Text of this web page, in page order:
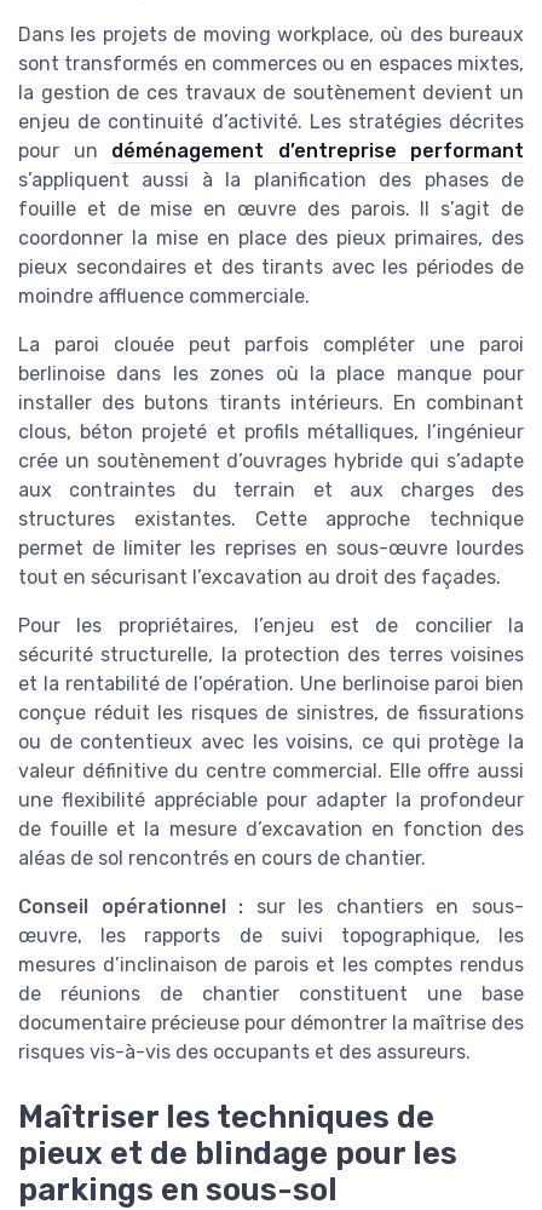
Dans les projets de moving workplace, où des bureaux
sont transformés en commerces ou en espaces mixtes,
la gestion de ces travaux de soutènement devient un
enjeu de continuité d’activité. Les stratégies décrites
pour un déménagement d’entreprise performant
s’appliquent aussi à la planification des phases de
fouille et de mise en œuvre des parois. Il s’agit de
coordonner la mise en place des pieux primaires, des
pieux secondaires et des tirants avec les périodes de
moindre affluence commerciale.
La paroi clouée peut parfois compléter une paroi
berlinoise dans les zones où la place manque pour
installer des butons tirants intérieurs. En combinant
clous, béton projeté et profils métalliques, l’ingénieur
crée un soutènement d’ouvrages hybride qui s’adapte
aux contraintes du terrain et aux charges des
structures existantes. Cette approche technique
permet de limiter les reprises en sous-œuvre lourdes
tout en sécurisant l’excavation au droit des façades.
Pour les propriétaires, l’enjeu est de concilier la
sécurité structurelle, la protection des terres voisines
et la rentabilité de l’opération. Une berlinoise paroi bien
conçue réduit les risques de sinistres, de fissurations
ou de contentieux avec les voisins, ce qui protège la
valeur définitive du centre commercial. Elle offre aussi
une flexibilité appréciable pour adapter la profondeur
de fouille et la mesure d’excavation en fonction des
aléas de sol rencontrés en cours de chantier.
Conseil opérationnel : sur les chantiers en sous-
œuvre, les rapports de suivi topographique, les
mesures d’inclinaison de parois et les comptes rendus
de réunions de chantier constituent une base
documentaire précieuse pour démontrer la maîtrise des
risques vis-à-vis des occupants et des assureurs.
Maîtriser les techniques de
pieux et de blindage pour les
parkings en sous-sol